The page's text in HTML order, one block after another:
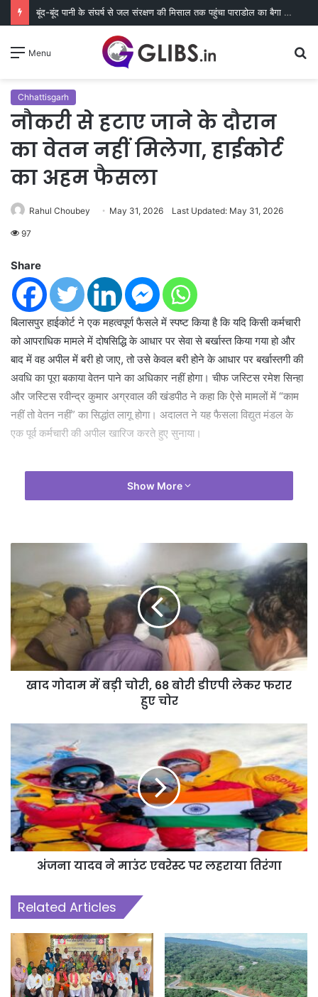
बूंद-बूंद पानी के संघर्ष से जल संरक्षण की मिसाल तक पहुंचा पाराडोल का बैगा पारा
Menu
Chhattisgarh
नौकरी से हटाए जाने के दौरान
का वेतन नहीं मिलेगा, हाईकोर्ट
का अहम फैसला
Rahul Choubey May 31, 2026 Last Updated: May 31, 2026
97
Share
बिलासपुर हाईकोर्ट ने एक महत्वपूर्ण फैसले में स्पष्ट किया है कि यदि किसी कर्मचारी
को आपराधिक मामले में दोषसिद्धि के आधार पर सेवा से बर्खास्त किया गया हो और
बाद में वह अपील में बरी हो जाए, तो उसे केवल बरी होने के आधार पर बर्खास्तगी की
अवधि का पूरा बकाया वेतन पाने का अधिकार नहीं होगा। चीफ जस्टिस रमेश सिन्हा
और जस्टिस रवीन्द्र कुमार अग्रवाल की खंडपीठ ने कहा कि ऐसे मामलों में “काम
नहीं तो वेतन नहीं” का सिद्धांत लागू होगा। अदालत ने यह फैसला विद्युत मंडल के
एक पूर्व कर्मचारी की अपील खारिज करते हुए सुनाया।
Show More
खाद गोदाम में बड़ी चोरी, 68 बोरी डीएपी लेकर फरार
हुए चोर
अंजना यादव ने माउंट एवरेस्ट पर लहराया तिरंगा
Related Articles